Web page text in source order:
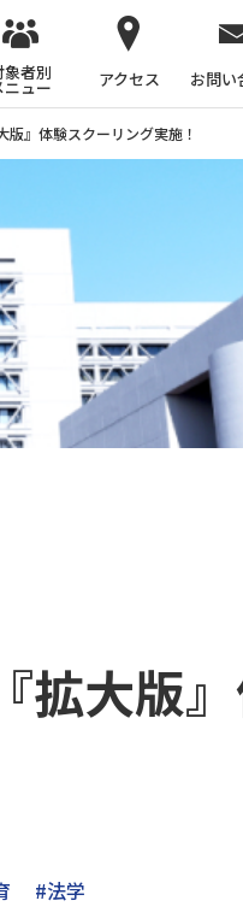
象者別
ニュー アクセス お問い
』体験スクーリング実施！
大版
#法学